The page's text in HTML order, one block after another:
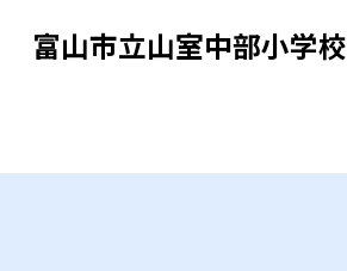
富山市立山室中部小学校